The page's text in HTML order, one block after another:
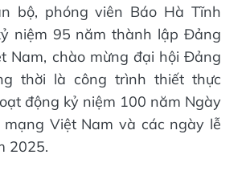
bộ, phóng viên Báo Hà Tĩnh
niệm 95 năm thành lập Đảng
Nam, chào mừng đại hội Đảng
thời là công trình thiết thực
động kỷ niệm 100 năm Ngày
mạng Việt Nam và các ngày lễ
2025.